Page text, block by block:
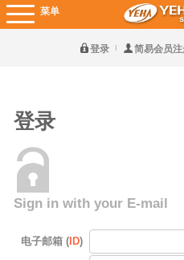
菜单
登录 简易会员
登录
Sign in with your E-mail
电子邮箱 ( ID)